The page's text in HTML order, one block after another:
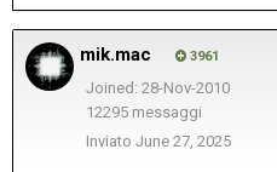
mik.mac 3961
Joined: 28-Nov-2010
12295 messaggi
Inviato June 27, 2025